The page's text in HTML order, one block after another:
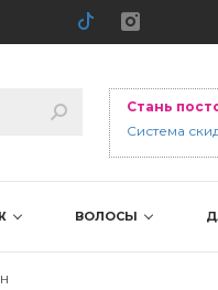
Стань
Система
ВОЛОСЫ